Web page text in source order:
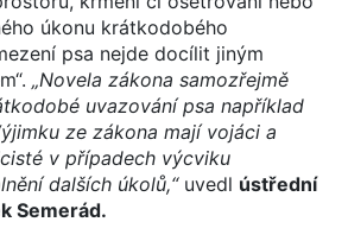
úkonu krátkodobého
psa nejde docílit jiným
„Novela zákona samozřejmě
uvazování psa například
ze zákona mají vojáci a
v případech výcviku
dalších úkolů,“uvedl ústřední
Semerád.